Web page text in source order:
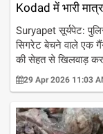
Kodad में भारी
Suryapet सूर्यपेट:
सिगरेट बेचने वाले एक
की सेहत से खिलवाड़
29 Apr 2026 11:03